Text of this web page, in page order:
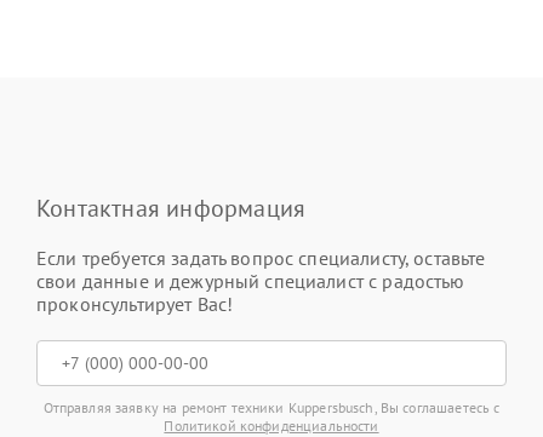
Контактная информация
Если требуется задать вопрос специалисту, оставьте
свои данные и дежурный специалист с радостью
проконсультирует Вас!
Отправляя заявку на ремонт техники Kuppersbusch, Вы соглашаетесь с
Политикой конфиденциальности